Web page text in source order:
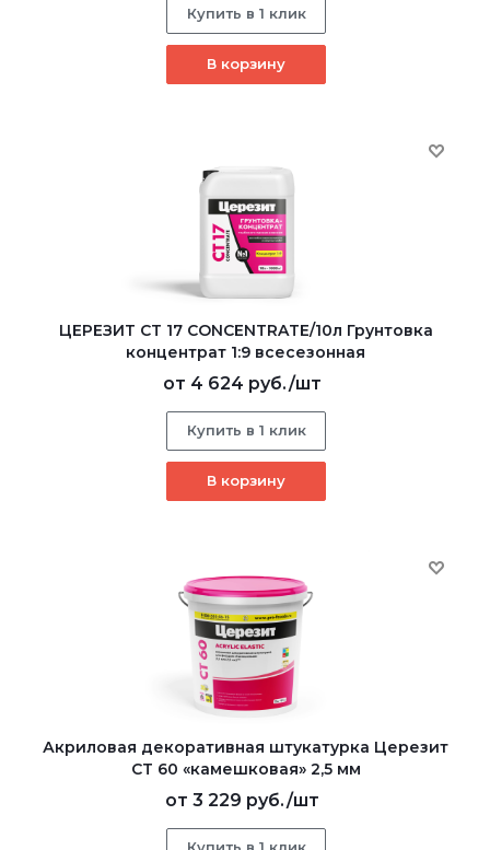
Купить в 1 клик
В корзину
ЦЕРЕЗИТ CT 17 CONCENTRATE/10л Грунтовка
концентрат 1:9 всесезонная
от 4 624 руб./шт
Купить в 1 клик
В корзину
Акриловая декоративная штукатурка Церезит
CT 60 «камешковая» 2,5 мм
от 3 229 руб./шт
Купить в 1 клик